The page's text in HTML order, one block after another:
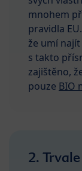
mnohem
pravidla
že umí najít
s takto
zajištěno,
pouze BIO
2.